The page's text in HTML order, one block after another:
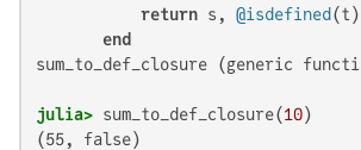
return s, @isdefined (t)
end
sum_to_def_closure (generic
julia> sum_to_def_closure(10
(55, false)